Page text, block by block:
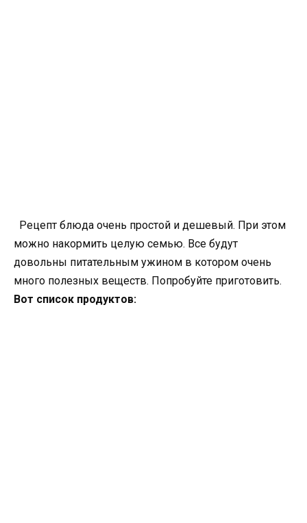
Рецепт блюда очень простой и дешевый. При этом
можно накормить целую семью. Все будут
довольны питательным ужином в котором очень
много полезных веществ. Попробуйте приготовить.
Вот список продуктов: